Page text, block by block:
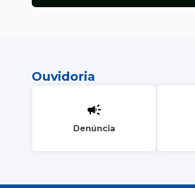
Ouvidoria
Denúncia